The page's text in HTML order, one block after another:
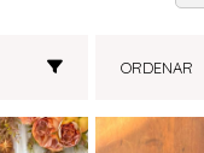
ORDENAR